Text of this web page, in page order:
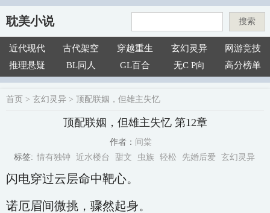
耽美小说 搜索
近代现代 古代架空 穿越重生 玄幻灵异
网游竞技
推理悬疑
BL同人 GL百合 无C P向 高分榜单
首页 > 玄幻灵异 > 顶配联姻，但雄主失忆
顶配联姻，但雄主失忆 第12章
作者： 间棠
标签: 情有独钟 近水楼台 甜文 虫族 轻松 先婚后爱 玄幻灵异
闪电穿过云层命中靶心。
诺厄眉间微挑，骤然起身。